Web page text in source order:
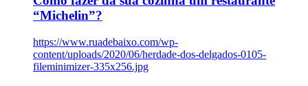
“Michelin”?
https://www.ruadebaixo.com/wp-
content/uploads/2020/06/herdade-dos-delgados-0105-
fileminimizer-335x256.jpg